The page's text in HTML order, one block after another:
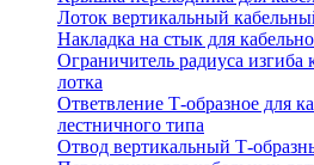
Лоток вертикальный
Накладка на стык для
Ограничитель радиуса изгиба
лотка
Ответвление Т-образное для
лестничного типа
Отвод вертикальный Т-